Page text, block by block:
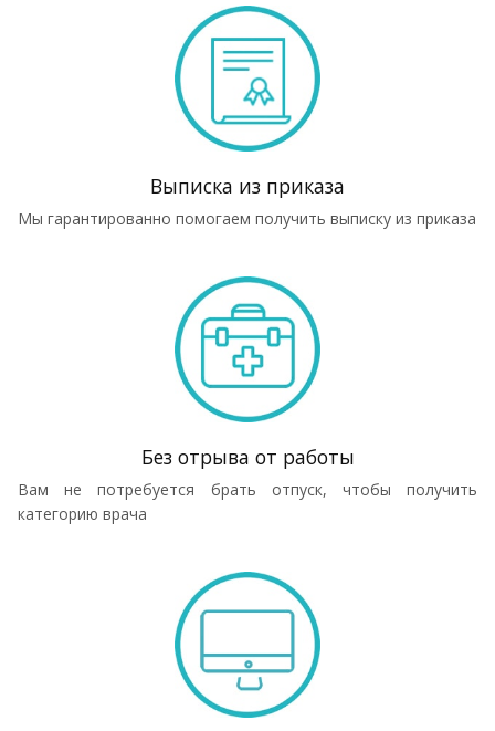
Выписка из приказа
Мы гарантированно помогаем получить выписку из приказа
Без отрыва от работы
Вам не потребуется брать отпуск, чтобы получить
категорию врача